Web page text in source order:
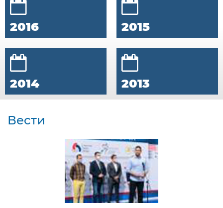
2016 2015
2014 2013
Вести